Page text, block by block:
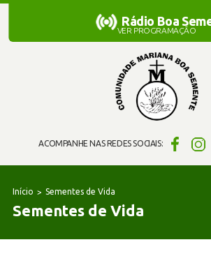
ACOMPANHE NAS REDES SOCIAIS:
Rádio Boa
Rádio Boa
VER PROGRAMAÇÃO
Início Sementes de Vida
Sementes de Vida